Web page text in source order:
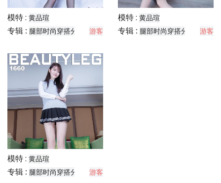
模特 : 黄品瑄
专辑 : 腿部时尚穿搭分享 游客
模特 : 黄品瑄
专辑 : 腿部时尚穿搭分享 游客
模特 : 黄品瑄
专辑 : 腿部时尚穿搭分享 游客